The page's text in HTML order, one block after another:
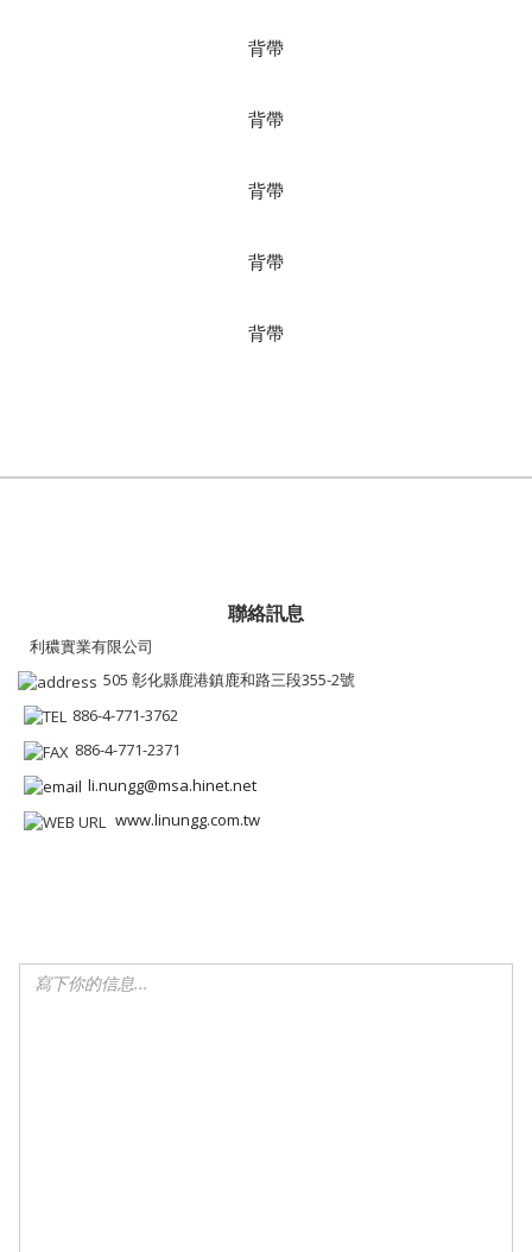
背帶
背帶
背帶
背帶
背帶
聯絡訊息
利穠實業有限公司
505 彰化縣鹿港鎮鹿和路三段355-2號
886-4-771-3762
886-4-771-2371
li.nungg@msa.hinet.net
www.linungg.com.tw